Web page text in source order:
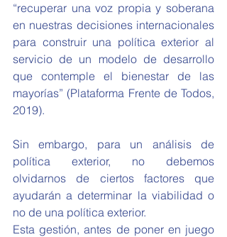
“recuperar una voz propia y soberana
en nuestras decisiones internacionales
para construir una política exterior al
servicio de un modelo de desarrollo
que contemple el bienestar de las
mayorías” (Plataforma Frente de Todos,
2019).
Sin embargo, para un análisis de
política exterior, no debemos
olvidarnos de ciertos factores que
ayudarán a determinar la viabilidad o
no de una política exterior.
Esta gestión, antes de poner en juego